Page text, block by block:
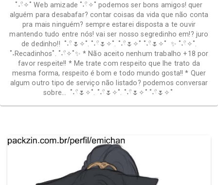
˚˖𓍢✧˚ Web amizade ˚˖𓍢✧˚ podemos ser bons amigos! quer
alguém para desabafar? contar coisas da vida que não conta
pra mais ninguém? sempre estarei disposta a te ouvir
mantendo tudo entre nós! vai ser nosso segredinho em!? juro
de dedinho!! ˚˖𓍢🌷✧˚. ˚˖𓍢🌷✧˚. ˚˖𓍢🌷✧˚ ˚˖𓍢🌷✧˚ ✨ ˚˖𓍢✧˚.
˚˖Recadinhos˚. ˚˖𓍢✧˚✨ * Não aceito nenhum trabalho +18 por
favor respeite!! * Me trate com respeito que lhe trato da
mesma forma, respeito é bom e todo mundo gosta!! * Quer
algum outro tipo de serviço não listado? podemos conversar
sobre… ˚˖𓍢🌷✧˚. ˚˖𓍢🌷✧˚. ˚˖𓍢🌷✧˚ ˚˖𓍢🌷✧˚